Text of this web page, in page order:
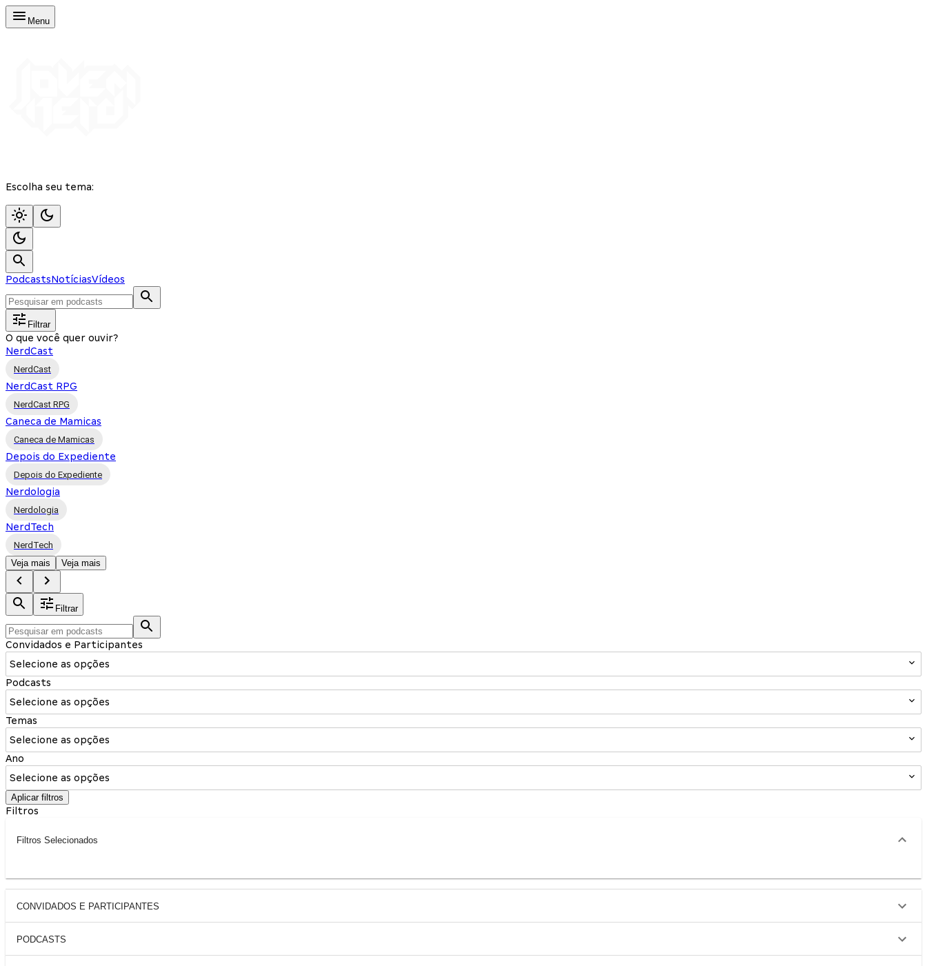
Menu
Escolha seu tema:
PodcastsNotíciasVídeos
Filtrar
O que você quer ouvir?
NerdCast
NerdCast
NerdCast RPG
NerdCast RPG
Caneca de Mamicas
Caneca de Mamicas
Depois do Expediente
Depois do Expediente
Nerdologia
Nerdologia
NerdTech
NerdTech
Veja mais
Veja mais
Filtrar
Convidados e Participantes
Selecione as opções
Podcasts
Selecione as opções
Temas
Selecione as opções
Ano
Selecione as opções
Aplicar filtros
Filtros
Filtros Selecionados
CONVIDADOS E PARTICIPANTES
PODCASTS